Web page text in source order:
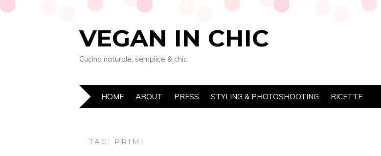
VEGAN IN CHIC
Cucina naturale, semplice & chic
HOME ABOUT PRESS STYLING & PHOTOSHOOTING RICETTE
TAG: PRIMI